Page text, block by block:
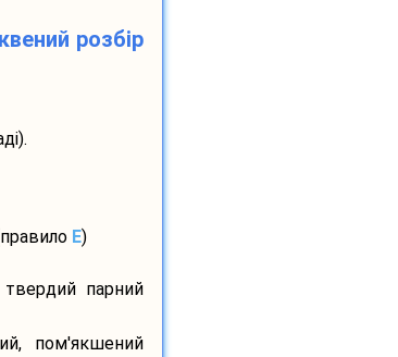
розбір
E)
твердий парний
пом'якшений